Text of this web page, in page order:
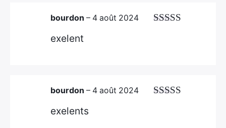
bourdon – 4 août 2024
exelent
bourdon – 4 août 2024
exelents